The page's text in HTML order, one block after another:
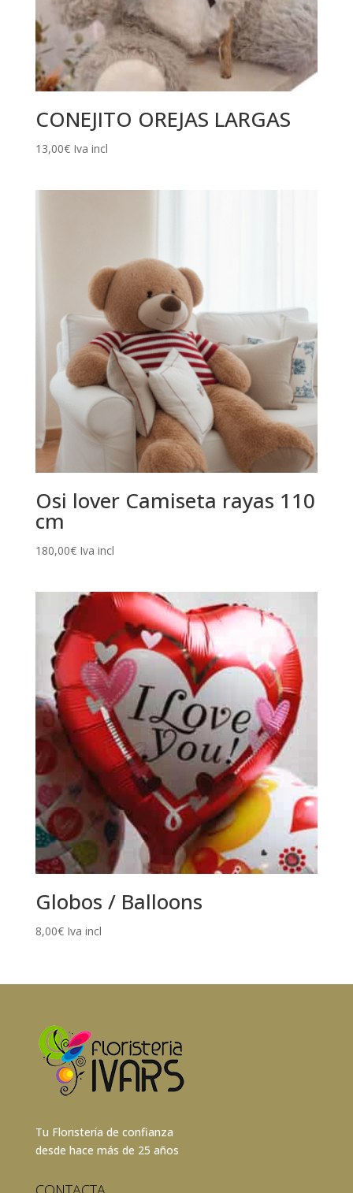
CONEJITO OREJAS LARGAS
13,00€ Iva incl
Osi lover Camiseta rayas 110
cm
180,00€ Iva incl
Globos / Balloons
8,00€ Iva incl
Tu Floristería de confianza
desde hace más de 25 años